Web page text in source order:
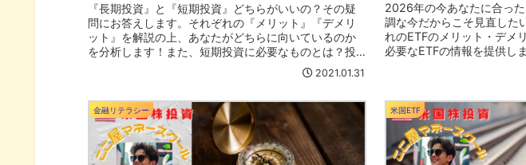
『長期投資』と『短期投資』どちらがいいの？その疑
問にお答えします。それぞれの『メリット』『デメリ
ット』を解説の上、あなたがどちらに向いているのか
を分析します！また、短期投資に必要なものとは？投
2021.01.31
2026年の今あなたに合っ
調な今だからこそ見直した
れのETFのメリット・デメ
必要なETFの情報を提供し
金融リテラシー 米国ETF